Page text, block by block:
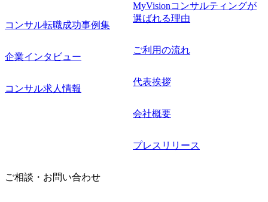
コンサル転職成功事例集
企業インタビュー
コンサル求人情報
MyVisionコンサルティングが
選ばれる理由
ご利用の流れ
代表挨拶
会社概要
プレスリリース
ご相談・お問い合わせ